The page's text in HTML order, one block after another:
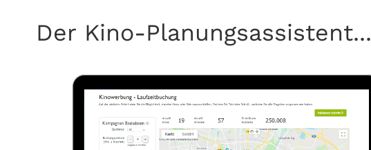
Der Kino-Planungsassistent...